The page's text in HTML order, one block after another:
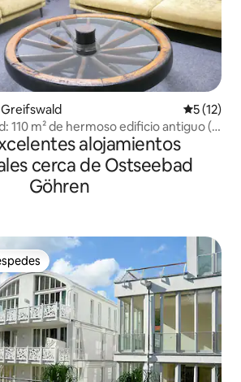
5 (12)
110 m² de hermoso edificio antiguo (2
alojamientos
cerca de Ostseebad
Göhren